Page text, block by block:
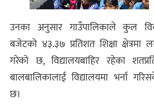
उनका अनुसार गाउँपालिकाले कुल
बजेटको ४३.३७ प्रतिशत शिक्षा क्षेत्रमा
गरेको छ, विद्यालयबाहिर रहेका
बालबालिकालाई विद्यालयमा भर्ना
छ।